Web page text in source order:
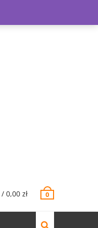
/ 0,00 zł 0